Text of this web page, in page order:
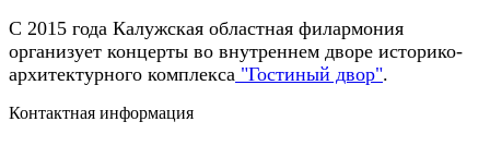
С 2015 года Калужская областная филармония
организует концерты во внутреннем дворе историко-
архитектурного комплекса "Гостиный двор".
Контактная информация